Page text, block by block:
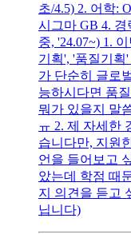
초/4.5) 2. 어학:
시그마 GB 4.
중, '24.07~) 1.
기획', '품질기획
가 단순히 글로
능하시다면 품
뭐가 있을지 말
ㅠ 2. 제 자세한
습니다만, 지원
언을 들어보고
았는데 학점 때
지 의견을 듣고
닙니다)